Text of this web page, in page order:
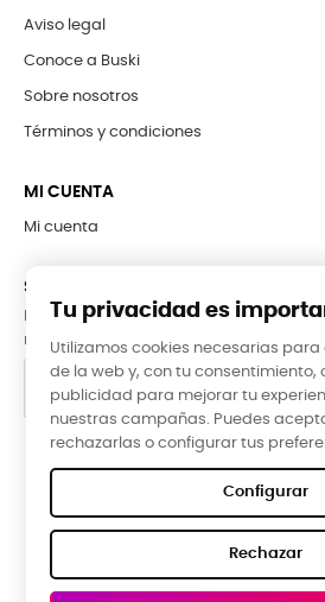
Aviso legal
Conoce a Buski
Sobre nosotros
Términos y condiciones
MI CUENTA
Mi cuenta
SUBCRÍBETE A LA NEWSLETTER
Puede darse de baja en cualquier
nuestra información de contacto en el
Google
Tu privacidad es
Utilizamos cookies necesarias
de la web y, con tu consentimiento,
publicidad para mejorar tu
nuestras campañas. Puedes
rechazarlas o configurar tus
Configurar
Rechazar